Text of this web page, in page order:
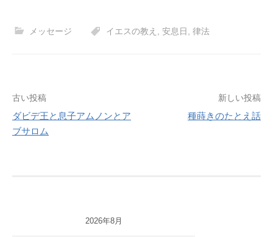
メッセージ イエスの教え 安息日 律法
投
稿
シ
古い投稿
ダビデ王と息子アムノンとア
ブサロム
新しい投稿
種蒔きのたとえ話
2026年8月